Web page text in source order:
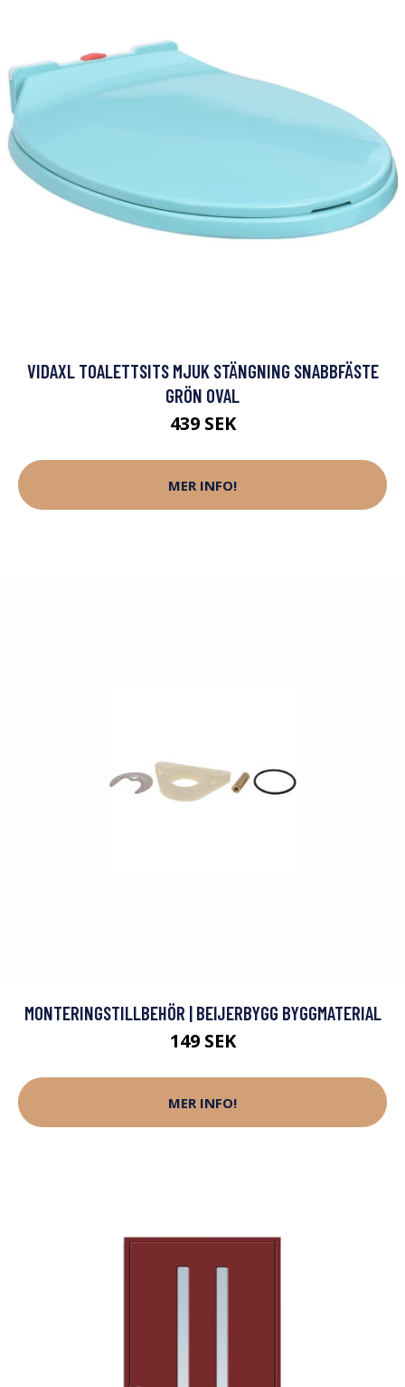
VIDAXL TOALETTSITS MJUK STÄNGNING SNABBFÄSTE
GRÖN OVAL
439 SEK
MER INFO!
MONTERINGSTILLBEHÖR | BEIJERBYGG BYGGMATERIAL
149 SEK
MER INFO!